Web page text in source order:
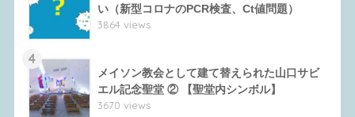
い（新型コロナのPCR検査、Ct値問題）
3864 views
4
メイソン教会として建て替えられた山口サビ
エル記念聖堂 ② 【聖堂内シンボル】
3670 views